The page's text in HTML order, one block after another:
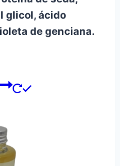
glicol, ácido
de genciana.
Este